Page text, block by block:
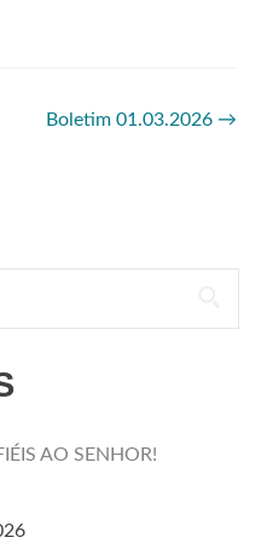
Boletim 01.03.2026 →
AO SENHOR!